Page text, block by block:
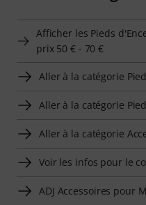
Afficher les Pieds
prix 50 € - 70 €
Aller à la catégorie
Aller à la catégorie
Aller à la catégorie
Voir les infos pour le
ADJ Accessoires pour